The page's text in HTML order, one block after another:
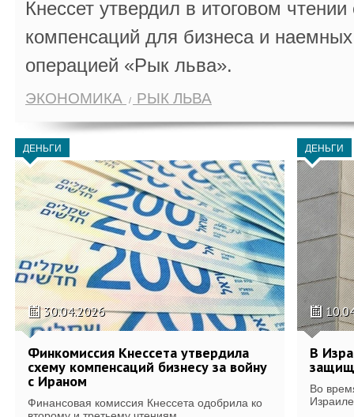
Кнессет утвердил в итоговом
компенсаций для бизнеса и
операцией «Рык льва».
ЭКОНОМИКА РЫК ЛЬВА
ДЕНЬГИ
30.04.2026
Финкомиссия Кнессета утвердила
схему компенсаций бизнесу за войну
с Ираном
Финансовая комиссия Кнессета одобрила ко
ДЕНЬГИ
В
Во